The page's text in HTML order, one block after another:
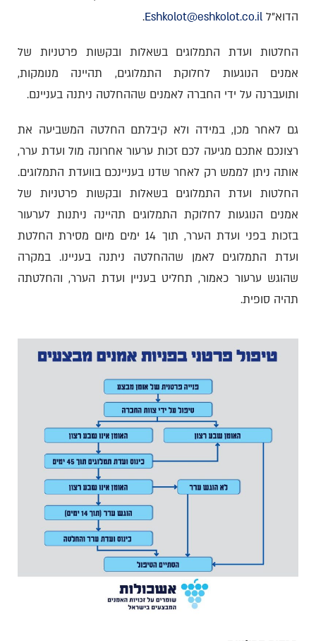
הדוא"ל Eshkolot@eshkolot.co.il
.
החלטות ועדת התמלוגים בשאלות ובקשות פרטניות של
אמנים הנוגעות לחלוקת התמלוגים, תהיינה מנומקות,
ותועברנה על ידי החברה לאמנים שההחלטה ניתנה בעניינם.
גם לאחר מכן, במידה ולא קיבלתם החלטה המשביעה את
רצונכם אתכם מגיעה לכם זכות ערעור אחרונה מול ועדת ערר,
אותה ניתן לממש רק לאחר שדנו בעניינכם בוועדת התמלוגים.
החלטות ועדת התמלוגים בשאלות ובקשות פרטניות של
אמנים הנוגעות לחלוקת התמלוגים תהיינה ניתנות לערעור
בזכות בפני ועדת הערר, תוך 14 ימים מיום מסירת החלטת
ועדת התמלוגים לאמן שההחלטה ניתנה בעניינו. במקרה
שהוגש ערעור כאמור, תחליט בעניין ועדת הערר, והחלטתה
תהיה סופית.